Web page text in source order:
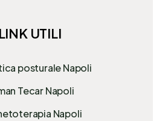
LINK UTILI
posturale Napoli
Tecar Napoli
Napoli